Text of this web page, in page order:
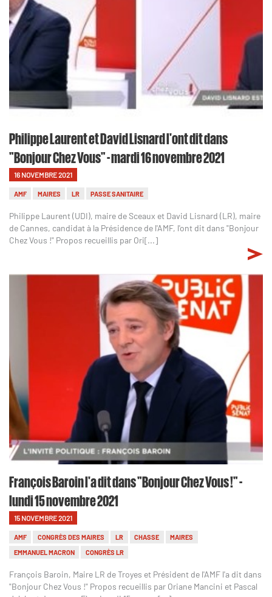
Philippe Laurent et David Lisnard l'ont dit dans
"Bonjour Chez Vous" - mardi 16 novembre 2021
16 NOVEMBRE 2021
AMF MAIRES LR PASSE SANITAIRE
Philippe Laurent (UDI), maire de Sceaux et David Lisnard (LR), maire
de Cannes, candidat à la Présidence de l'AMF, l'ont dit dans "Bonjour
Chez Vous !" Propos recueillis par Ori[...]
François Baroin l'a dit dans "Bonjour Chez Vous !" -
lundi 15 novembre 2021
15 NOVEMBRE 2021
AMF CONGRÈS DES MAIRES LR CHASSE
MAIRES
EMMANUEL MACRON
CONGRÈS LR
François Baroin, Maire LR de Troyes et Président de l'AMF l'a dit dans
"Bonjour Chez Vous !" Propos recueillis par Oriane Mancini et Pascal